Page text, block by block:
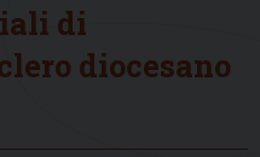
di
diocesano